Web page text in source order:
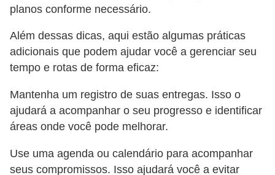
planos conforme necessário.
Além dessas dicas, aqui estão algumas práticas
adicionais que podem ajudar você a gerenciar seu
tempo e rotas de forma eficaz:
Mantenha um registro de suas entregas. Isso o
ajudará a acompanhar o seu progresso e identificar
áreas onde você pode melhorar.
Use uma agenda ou calendário para acompanhar
seus compromissos. Isso ajudará você a evitar